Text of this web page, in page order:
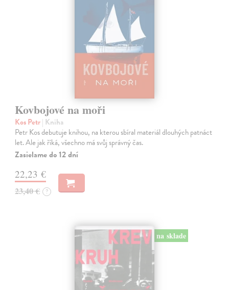
Kovbojové na moři
Kos Petr| Kniha
Petr Kos debutuje knihou, na kterou sbíral materiál dlouhých patnáct
let. Ale jak říká, všechno má svůj správný čas.
Zasielame do 12 dní
22,23 €
23,40 € ?
na sklade